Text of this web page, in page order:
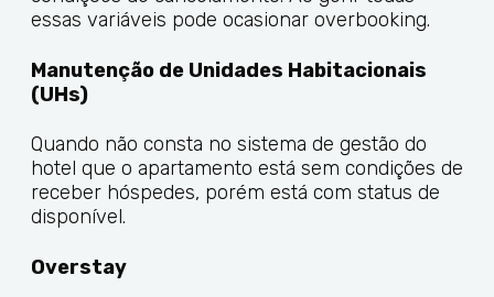
essas variáveis pode ocasionar overbooking.
Manutenção de Unidades Habitacionais
(UHs)
Quando não consta no sistema de gestão do
hotel que o apartamento está sem condições de
receber hóspedes, porém está com status de
disponível.
Overstay